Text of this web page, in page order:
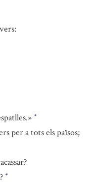
*
per a tots els països;
*